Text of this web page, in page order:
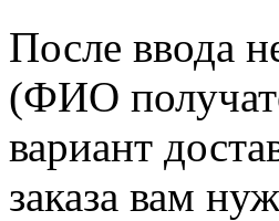
После ввода
(ФИО
вариант
заказа вам